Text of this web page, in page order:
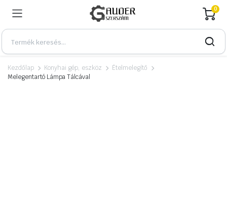
0
Kezdőlap Konyhai gép, eszköz
Ételmelegítő
Melegentartó Lámpa Tálcával